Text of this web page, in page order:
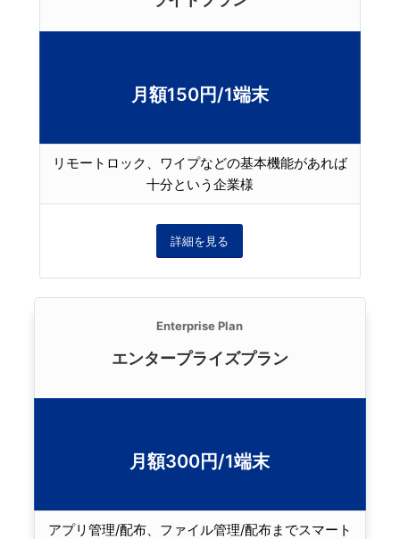
月額150円/1端末
リモートロック、ワイプなどの基本機能があれば
十分という企業様
詳細を見る
Enterprise Plan
エンタープライズプラン
月額300円/1端末
アプリ管理/配布、ファイル管理/配布までスマート